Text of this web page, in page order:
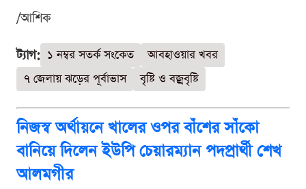
/আশিক
ট্যাগ: ১ নম্বর সতর্ক সংকেত
আবহাওয়ার খবর
৭ জেলায় ঝড়ের পূর্বাভাস
বৃষ্টি ও বজ্রবৃষ্টি
নিজস্ব অর্থায়নে খালের ওপর বাঁশের সাঁকো
বানিয়ে দিলেন ইউপি চেয়ারম্যান পদপ্রার্থী শেখ
আলমগীর